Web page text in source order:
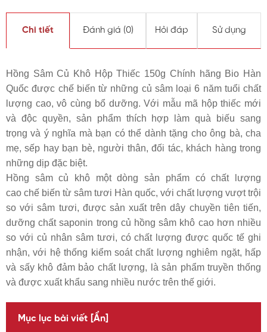
Chi tiết Đánh giá (0) Hỏi đáp Sử dụng
Hồng Sâm Củ Khô Hộp Thiếc 150g Chính hãng Bio Hàn
Quốc được chế biến từ những củ sâm loại 6 năm tuổi chất
lượng cao, vô cùng bổ dưỡng. Với mẫu mã hộp thiếc mới
và độc quyền, sản phẩm thích hợp làm quà biếu sang
trọng và ý nghĩa mà bạn có thể dành tặng cho ông bà, cha
mẹ, sếp hay bạn bè, người thân, đối tác, khách hàng trong
những dịp đặc biệt.
Hồng sâm củ khô một dòng sản phẩm có chất lượng
cao chế biến từ sâm tươi Hàn quốc, với chất lượng vượt trội
so với sâm tươi, được sản xuất trên dây chuyền tiên tiến,
dưỡng chất saponin trong củ hồng sâm khô cao hơn nhiều
so với củ nhân sâm tươi, có chất lượng được quốc tế ghi
nhận, với hệ thống kiểm soát chất lượng nghiêm ngặt, hấp
và sấy khô đảm bảo chất lượng,
là sản phẩm truyền thống
và được xuất khẩu sang nhiều nước trên thế giới.
Mục lục bài viết [Ẩn]